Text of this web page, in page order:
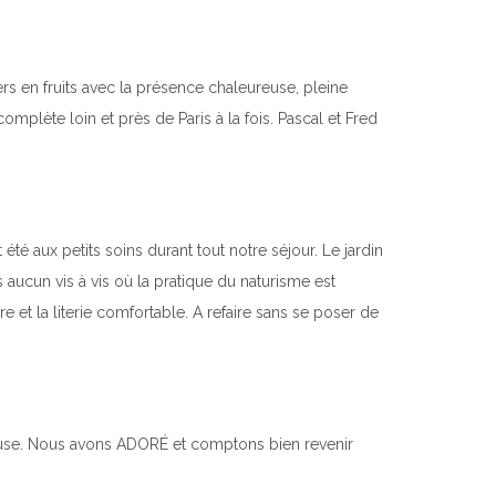
en fruits avec la présence chaleureuse, pleine
loin et près de Paris à la fois. Pascal et Fred
aux petits soins durant tout notre séjour. Le jardin
vis à vis où la pratique du naturisme est
et la literie comfortable. A refaire sans se poser de
Nous avons ADORÉ et comptons bien revenir